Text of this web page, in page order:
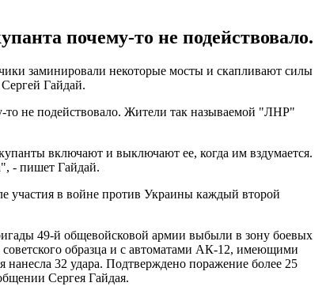
почему-то не подействовало.
заминировали некоторые мосты и скапливают силы
Гайдай.
то не подействовало. Жители так называемой "ЛНР"
включают и выключают ее, когда им вздумается.
- пишет Гайдай.
участия в войне против Украины каждый второй
49-й общевойсковой армии выбыли в зону боевых
советского образца и с автоматами АК-12, имеющими
32 удара. Подтверждено поражение более 25
Сергея Гайдая.